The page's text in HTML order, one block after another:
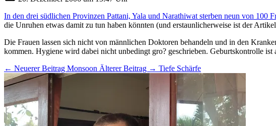
In den drei südlichen Provinzen Pattani, Yala und Narathiwat sterben neun von 100
die Unruhen etwas damit zu tun haben könnten (und erstaunlicherweise ist der
Die Frauen lassen sich nicht von männlichen Doktoren behandeln und in den
kommen. Hygiene wird dabei nicht unbedingt gro? geschrieben. Geburtskontrolle ist
← Neuerer Beitrag Monsoon Älterer Beitrag → Tiefe Schärfe